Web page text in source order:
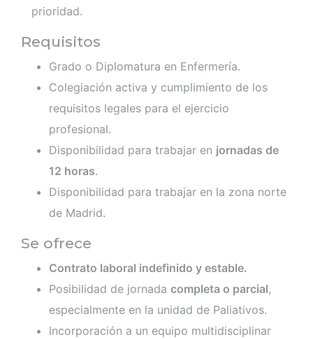
prioridad.
Requisitos
Grado o Diplomatura en Enfermería.
Colegiación activa y cumplimiento de los
requisitos legales para el ejercicio
profesional.
Disponibilidad para trabajar en jornadas de
12 horas.
Disponibilidad para trabajar en la zona norte
de Madrid.
Se ofrece
Contrato laboral indefinido y estable.
Posibilidad de jornada completa o parcial,
especialmente en la unidad de Paliativos.
Incorporación a un equipo multidisciplinar